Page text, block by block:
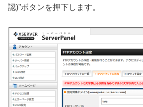
認)”ボタンを押下します。